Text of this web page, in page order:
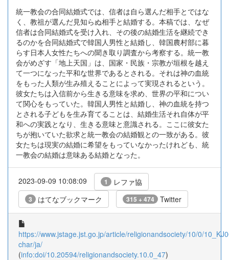
統一教会の合同結婚式では、信者は自ら選んだ相手とではな
く、教祖が選んだ見知らぬ相手と結婚する。本稿では、なぜ
信者は合同結婚式を受け入れ、その後の結婚生活を継続でき
るのかを合同結婚式で韓国人男性と結婚し、韓国農村部に暮
らす日本人女性たちへの聞き取り調査から考察する。統一教
会がめざす「地上天国」は、国家・民族・宗教が垣根を越え
て一つになった平和な世界であるとされる。それは神の血統
をもった人類が生み殖えることによって実現されるという。
彼女たちは入信前から生きる意味を求め、世界の平和につい
て関心をもっていた。韓国人男性と結婚し、神の血統を持つ
とされる子どもを生み育てることは、結婚生活それ自体が平
和への実践となり、生きる意味と意識される。ここに彼女た
ちが抱いていた欲求と統一教会の結婚観との一致がある。彼
女たちは現実の結婚に希望をもっていなかったけれども、統
一教会の結婚は意味ある結婚となった。
2023-09-09 10:08:09 1 レファ協
3 はてなブックマーク 315 + 474 Twitter
https://www.jstage.jst.go.jp/article/religionandsociety/10/0/
char/ja/
(info:doi/10.20594/religionandsociety.10.0_47)